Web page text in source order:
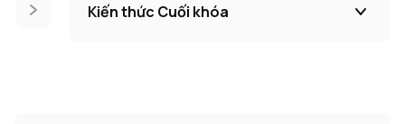
Kiến thức Cuối khóa